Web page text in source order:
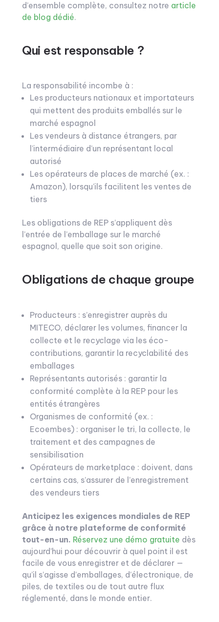
d’ensemble complète, consultez notre article
de blog dédié.
Qui est responsable ?
La responsabilité incombe à :
Les producteurs nationaux et importateurs
qui mettent des produits emballés sur le
marché espagnol
Les vendeurs à distance étrangers, par
l’intermédiaire d’un représentant local
autorisé
Les opérateurs de places de marché (ex. :
Amazon), lorsqu’ils facilitent les ventes de
tiers
Les obligations de REP s’appliquent dès
l’entrée de l’emballage sur le marché
espagnol, quelle que soit son origine.
Obligations de chaque groupe
Producteurs : s’enregistrer auprès du
MITECO, déclarer les volumes, financer la
collecte et le recyclage via les éco-
contributions, garantir la recyclabilité des
emballages
Représentants autorisés : garantir la
conformité complète à la REP pour les
entités étrangères
Organismes de conformité (ex. :
Ecoembes) : organiser le tri, la collecte, le
traitement et des campagnes de
sensibilisation
Opérateurs de marketplace : doivent, dans
certains cas, s’assurer de l’enregistrement
des vendeurs tiers
Anticipez les exigences mondiales de REP
grâce à notre plateforme de conformité
tout-en-un. Réservez une démo gratuite dès
aujourd’hui pour découvrir à quel point il est
facile de vous enregistrer et de déclarer —
qu’il s’agisse d’emballages, d’électronique, de
piles, de textiles ou de tout autre flux
réglementé, dans le monde entier.